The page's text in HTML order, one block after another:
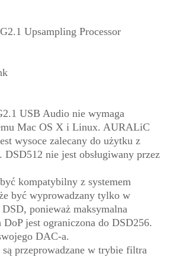
Upsampling Processor
USB Audio nie wymaga
Mac OS X i Linux. AURALiC
wysoce zalecany do użytku z
DSD512 nie jest obsługiwany przez
kompatybilny z systemem
być wyprowadzany tylko w
ponieważ maksymalna
jest ograniczona do DSD256.
DAC-a.
przeprowadzane w trybie filtra